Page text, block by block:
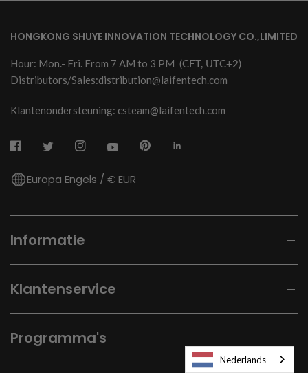
HONGKONG SHUYE INNOVATION TECHNOLOGY CO.,LIMITED
Hour: Mon.- Fri. From 7 AM to 3 PM (CET, UTC+2)
Distributors/Sales:distribution@laifentech.com
Klantenondersteuning: csteam@laifentech.com
Europa Engels / € EUR
Informatie
Klantenservice
Programma's
Nederlands